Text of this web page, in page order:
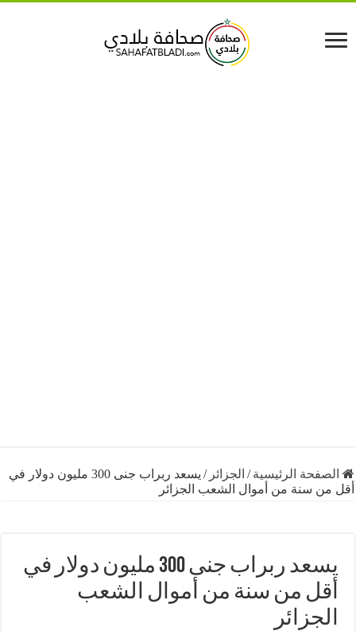
الرئيسية /الجزائر/
يسعد ربراب جنى 300 مليون دولار في
سنة من أموال الشعب الجزائر
يسعد ربراب جنى 300 مليون دولار في
من سنة من أموال الشعب